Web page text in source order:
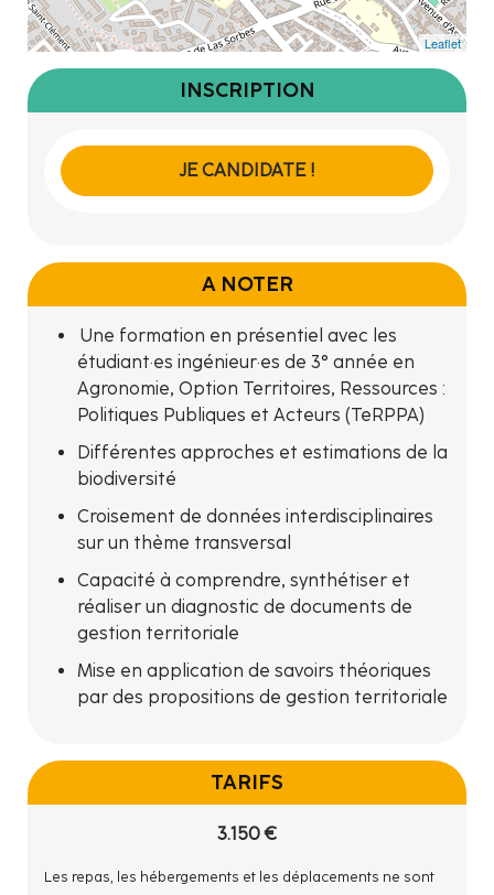
Leaflet
INSCRIPTION
JE CANDIDATE !
A NOTER
Une formation en présentiel avec les
étudiant·es ingénieur·es de 3° année en
Agronomie, Option Territoires, Ressources :
Politiques Publiques et Acteurs (TeRPPA)
Différentes approches et estimations de la
biodiversité
Croisement de données interdisciplinaires
sur un thème transversal
Capacité à comprendre, synthétiser et
réaliser un diagnostic de documents de
gestion territoriale
Mise en application de savoirs théoriques
par des propositions de gestion territoriale
TARIFS
3.150 €
Les repas, les hébergements et les déplacements ne sont